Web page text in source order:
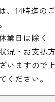
、14時迄の
業日は除く
況・お支払
いますので
ください。